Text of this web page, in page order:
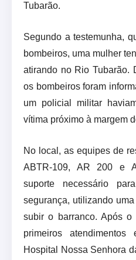
Tubarão.
Segundo a testemunha,
bombeiros, uma mulher
atirando no Rio Tubarão.
os bombeiros foram
um policial militar
vítima próximo à margem
No local, as equipes de
ABTR-109, AR 200 e
suporte necessário
segurança, utilizando
subir o barranco. Após
primeiros
Hospital Nossa Senhora